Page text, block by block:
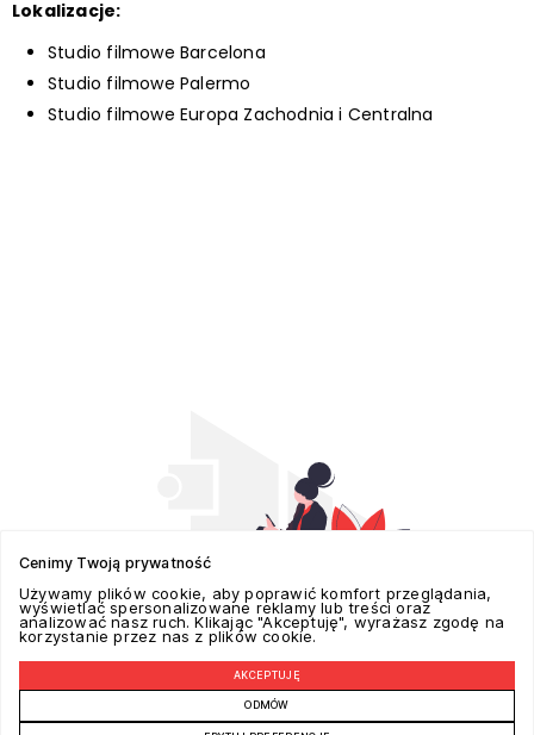
Lokalizacje:
Studio filmowe Barcelona
Studio filmowe Palermo
Studio filmowe Europa Zachodnia i Centralna
POZYCJONOWANIE W GOOGLE REALIZUJE -ADSPECTRA.PL
Cenimy Twoją prywatność
Używamy plików cookie, aby poprawić komfort przeglądania,
wyświetlać spersonalizowane reklamy lub treści oraz
analizować nasz ruch. Klikając "Akceptuję", wyrażasz zgodę na
korzystanie przez nas z plików cookie.
ODMÓW
AKCEPTUJĘ